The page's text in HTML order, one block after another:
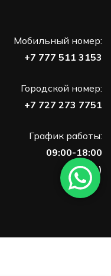
Мобильный номер:
+7 777 511 3153
Городской номер:
+7 727 273 7751
График работы:
09:00-18:00
(Пн-Пт)